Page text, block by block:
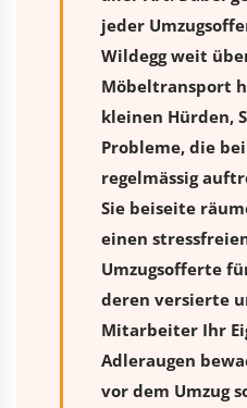
jeder
Wildegg weit
Möbeltransport
kleinen Hürden,
Probleme, die
regelmässig
Sie beiseite
einen
Umzugsofferte
deren versierte
Mitarbeiter Ihr
Adleraugen
vor dem Umzug